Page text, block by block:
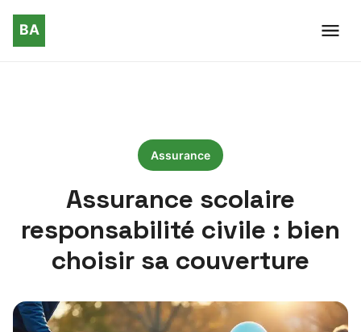
Assurance
Assurance scolaire
responsabilité civile : bien
choisir sa couverture